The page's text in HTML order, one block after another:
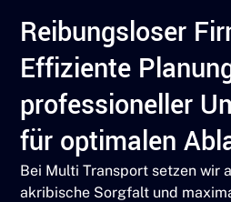
Reibungsloser
Effiziente
professioneller
für optimalen
Bei Multi Transport setzen wir
akribische Sorgfalt und